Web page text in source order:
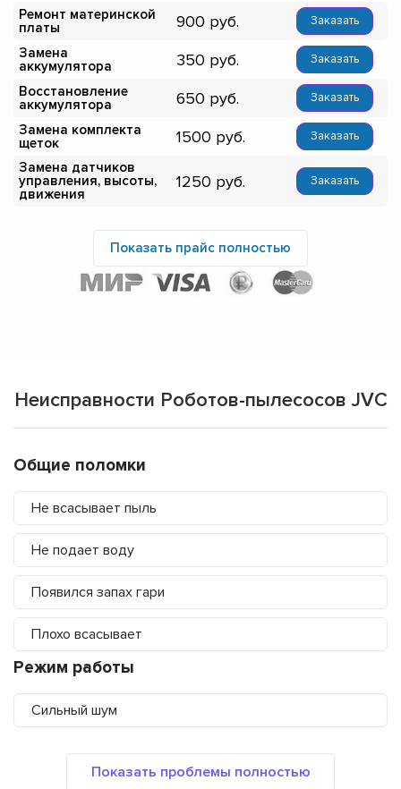
Ремонт материнской
платы
900 Заказать
Замена
аккумулятора
350 Заказать
Восстановление
аккумулятора
650 Заказать
Замена комплекта
щеток
1500 Заказать
Замена датчиков
управления, высоты,
движения
1250 Заказать
Показать прайс полностью
Неисправности Роботов-пылесосов JVC
Общие поломки
Не всасывает пыль
Не подает воду
Появился запах гари
Плохо всасывает
Режим работы
Сильный шум